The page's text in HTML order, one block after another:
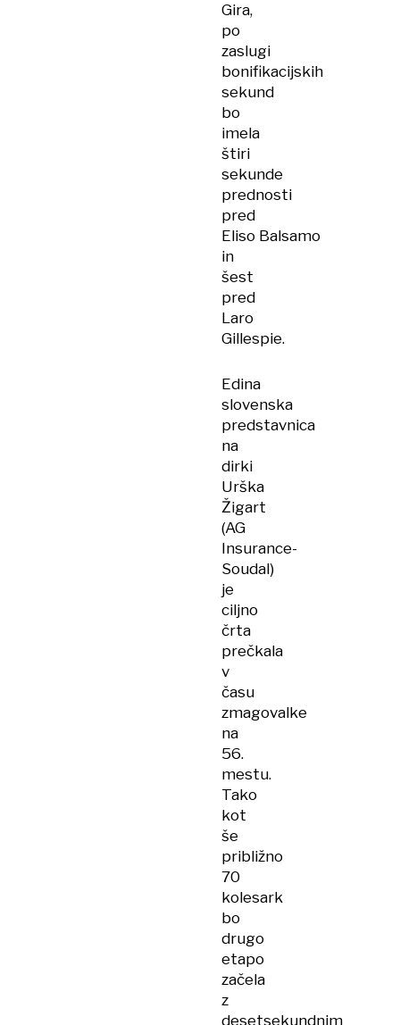
Gira,
po
zaslugi
bonifikacijskih
sekund
bo
imela
štiri
sekunde
prednosti
pred
Eliso Balsamo
in
šest
pred
Laro
Gillespie.
Edina
slovenska
predstavnica
na
dirki
Urška
Žigart
(AG
Insurance-
Soudal)
je
ciljno
črta
prečkala
v
času
zmagovalke
na
56.
mestu.
Tako
kot
še
približno
70
kolesark
bo
drugo
etapo
začela
z
desetsekundnim